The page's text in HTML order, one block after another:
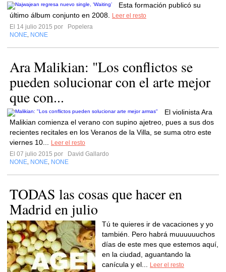
Esta formación publicó su
último álbum conjunto en 2008.
Leer el resto
El 14 julio 2015 por
Popelera
NONE NONE
Ara Malikian: "Los conflictos se
pueden solucionar con el arte mejor
que con...
El violinista Ara
Malikian comienza el verano con supino ajetreo, pues a sus dos
recientes recitales en los Veranos de la Villa, se suma otro este
viernes 10...
Leer el resto
El 07 julio 2015 por
David Gallardo
NONE NONE NONE
TODAS las cosas que hacer en
Madrid en julio
Tú te quieres ir de vacaciones y yo
también. Pero habrá muuuuuuchos
días de este mes que estemos aquí,
en la ciudad, aguantando la
canícula y el...
Leer el resto